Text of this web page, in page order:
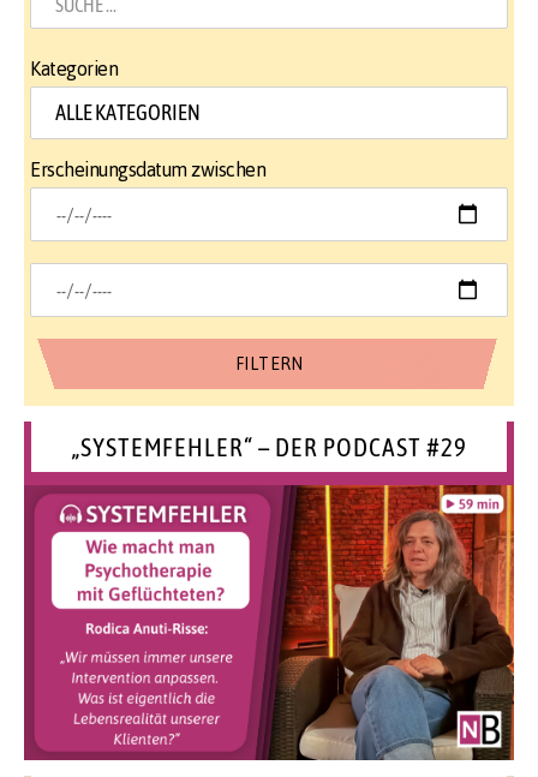
Kategorien
Erscheinungsdatum zwischen
„SYSTEMFEHLER“ – DER PODCAST #29